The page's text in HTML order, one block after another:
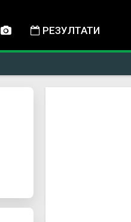
РЕЗУЛТАТИ